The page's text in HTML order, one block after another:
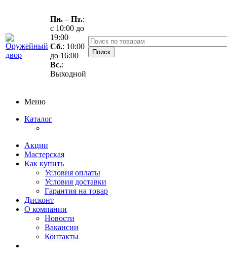
Пн. – Пт.:
с 10:00 до
19:00
Сб.: 10:00
до 16:00
Вс.:
Выходной
Меню
Каталог
Акции
Мастерская
Как купить
Условия оплаты
Условия доставки
Гарантия на товар
Дисконт
О компании
Новости
Вакансии
Контакты